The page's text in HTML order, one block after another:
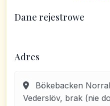
Dane rejestrowe
Adres
Bökebacken
Vederslöv, brak (nie